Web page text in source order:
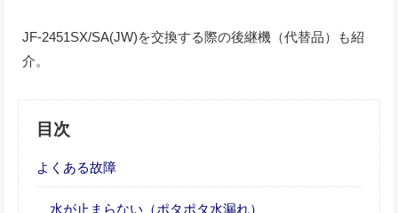
JF-2451SX/SA(JW)を交換する際の後継機（代替品）も紹
介。
目次
よくある故障
水が止まらない（ポタポタ水漏れ）